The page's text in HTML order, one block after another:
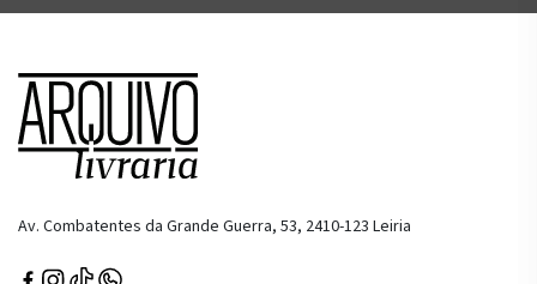
Av. Combatentes da Grande Guerra, 53, 2410-123 Leiria